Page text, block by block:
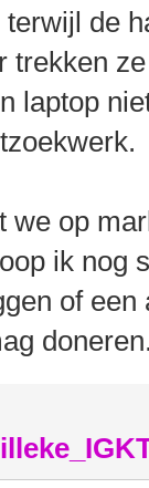
de
trekken
laptop
we op
ik nog
of